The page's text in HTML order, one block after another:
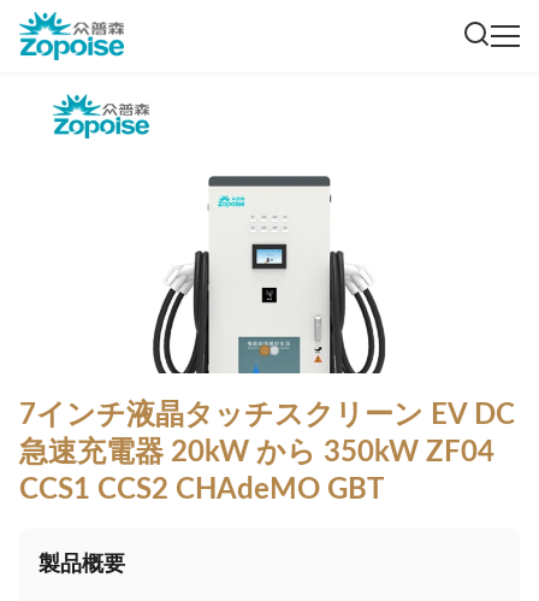
7インチ液晶タッチスクリーン EV DC
急速充電器 20kW から 350kW ZF04
CCS1 CCS2 CHAdeMO GBT
製品概要